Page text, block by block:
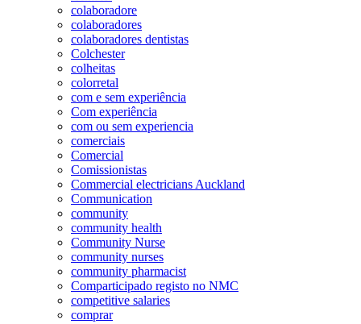
colaboradore
colaboradores
colaboradores dentistas
Colchester
colheitas
colorretal
com e sem experiência
Com experiência
com ou sem experiencia
comerciais
Comercial
Comissionistas
Commercial electricians Auckland
Communication
community
community health
Community Nurse
community nurses
community pharmacist
Comparticipado registo no NMC
competitive salaries
comprar